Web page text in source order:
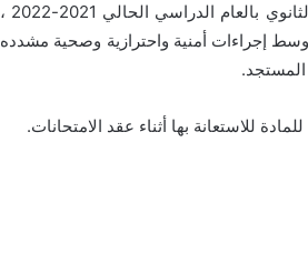
والجدير بالذكر انه تجري امتحانات الفصل الدراسي الأول للصف الاول والثاني الثانوي بالعام الدراسي الحالي 2021-2022 ،
إجراءات أمنية واحترازية وصحية مشدده
المستجد.
للاستعانة بها أثناء عقد الامتحانات.